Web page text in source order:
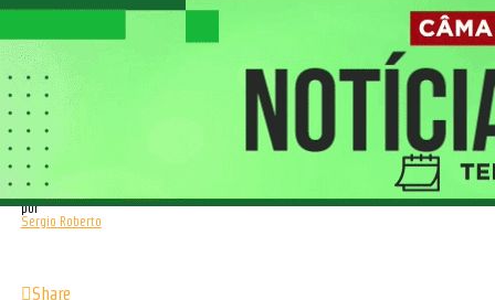
Next
Covid-19: MT tem ocupação de
94% dos leitos de UTI; Tangará da
Serra e Sinop tem os maiores
índices de cura
Publicado em
29/06/2020 - 09:28
por
Sergio Roberto
Share